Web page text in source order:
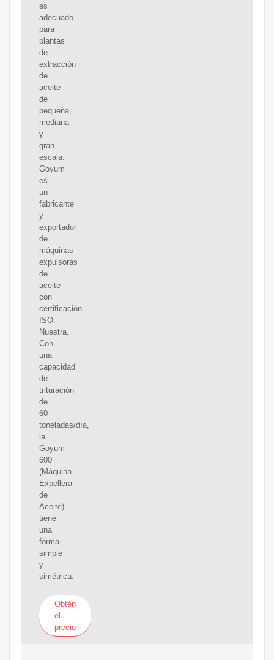
es
adecuado
para
plantas
de
extracción
de
aceite
de
pequeña,
mediana
y
gran
escala.
Goyum
es
un
fabricante
y
exportador
de
máquinas
expulsoras
de
aceite
con
certificación
ISO.
Nuestra.
Con
una
capacidad
de
trituración
de
60
toneladas/día,
la
Goyum
600
(Máquina
Expellera
de
Aceite)
tiene
una
forma
simple
y
simétrica.
Obtén
el
precio